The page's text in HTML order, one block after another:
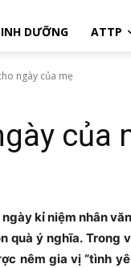
DƯỠNG ATTP
ngày của mẹ
của
kỉ niệm nhân
quà ý nghĩa. Trong
nêm gia vị “tình